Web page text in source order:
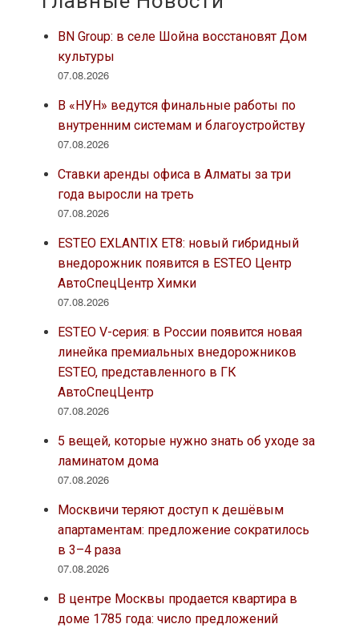
BN Group: в селе Шойна восстановят Дом
культуры
07.08.2026
В «НУН» ведутся финальные работы по
внутренним системам и благоустройству
07.08.2026
Ставки аренды офиса в Алматы за три
года выросли на треть
07.08.2026
ESTEO EXLANTIX ET8: новый гибридный
внедорожник появится в ESTEO Центр
АвтоСпецЦентр Химки
07.08.2026
ESTEO V-серия: в России появится новая
линейка премиальных внедорожников
ESTEO, представленного в ГК
АвтоСпецЦентр
07.08.2026
5 вещей, которые нужно знать об уходе за
ламинатом дома
07.08.2026
Москвичи теряют доступ к дешёвым
апартаментам: предложение сократилось
в 3–4 раза
07.08.2026
В центре Москвы продается квартира в
доме 1785 года: число предложений